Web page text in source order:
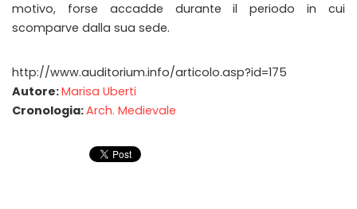
motivo, forse accadde durante il periodo in cui
scomparve dalla sua sede.
http://www.auditorium.info/articolo.asp?id=175
Autore:Marisa Uberti
Cronologia:Arch. Medievale